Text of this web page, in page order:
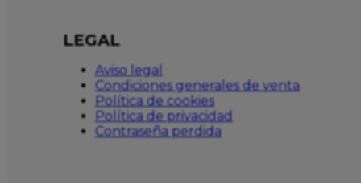
LEGAL
Aviso legal
Condiciones generales de venta
Política de cookies
Política de privacidad
Contraseña perdida